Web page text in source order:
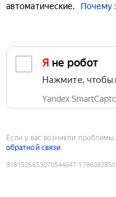
автоматические.
Почему
Я не робот
Нажмите, чтобы
Yandex
Если у вас возникли
обратной связи
9181526653070544647:1786082850